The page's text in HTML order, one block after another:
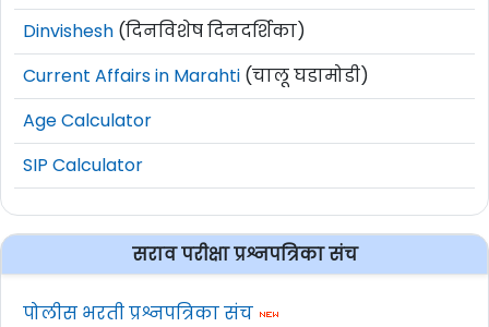
Dinvishesh (दिनविशेष दिनदर्शिका)
Current Affairs in Marahti (चालू घडामोडी)
Age Calculator
SIP Calculator
सराव परीक्षा प्रश्नपत्रिका संच
पोलीस भरती प्रश्नपत्रिका संच